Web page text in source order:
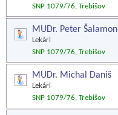
SNP 1079/76, Trebišov
MUDr. Peter Šalamon
Lekári
SNP 1079/76, Trebišov
MUDr. Michal Daniš
Lekári
SNP 1079/76, Trebišov